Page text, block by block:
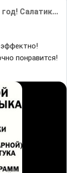
Салатик...
понравится!